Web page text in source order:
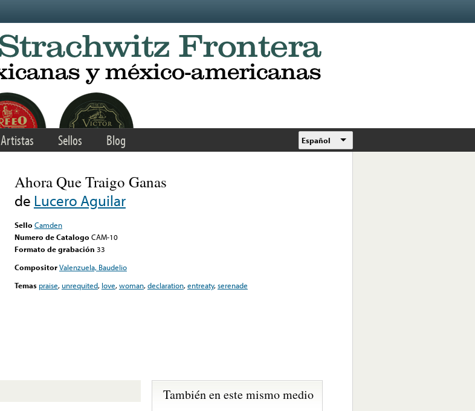
Artistas Sellos Blog Español
Ahora Que Traigo Ganas
de Lucero Aguilar
Sello Camden
Numero de Catalogo CAM-10
Formato de grabación 33
CompositorValenzuela, Baudelio
Temas praise,unrequited, love,woman,declaration,entreaty,serenade
También en este mismo medio